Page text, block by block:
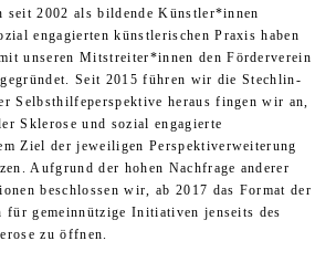
seit 2002 als bildende Künstler*innen
engagierten künstlerischen Praxis haben
unseren Mitstreiter*innen den Förderverein
Seit 2015 führen wir die Stechlin-
Selbsthilfeperspektive heraus fingen wir an,
Sklerose und sozial engagierte
Ziel der jeweiligen Perspektiverweiterung
Aufgrund der hohen Nachfrage anderer
beschlossen wir, ab 2017 das Format der
für gemeinnützige Initiativen jenseits des
zu öffnen.